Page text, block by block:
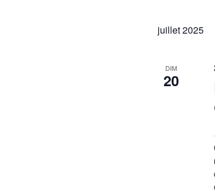
juillet 2025
DIM
20